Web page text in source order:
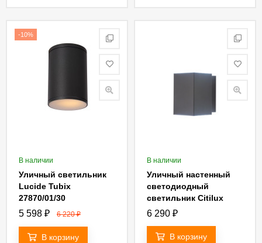
-10%
В наличии
Уличный светильник
Lucide Tubix
27870/01/30
5 598 ₽ 6 220₽
В корзину
В наличии
Уличный настенный
светодиодный
светильник Citilux
CLU0002
6 290 ₽
В корзину